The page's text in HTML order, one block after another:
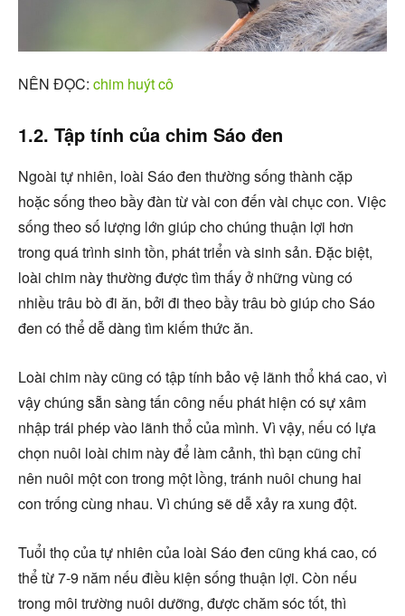
NÊN ĐỌC: chim huýt cô
1.2. Tập tính của chim Sáo đen
Ngoài tự nhiên, loài Sáo đen thường sống thành cặp
hoặc sống theo bầy đàn từ vài con đến vài chục con. Việc
sống theo số lượng lớn giúp cho chúng thuận lợi hơn
trong quá trình sinh tồn, phát triển và sinh sản. Đặc biệt,
loài chim này thường được tìm thấy ở những vùng có
nhiều trâu bò đi ăn, bởi đi theo bầy trâu bò giúp cho Sáo
đen có thể dễ dàng tìm kiếm thức ăn.
Loài chim này cũng có tập tính bảo vệ lãnh thổ khá cao, vì
vậy chúng sẵn sàng tấn công nếu phát hiện có sự xâm
nhập trái phép vào lãnh thổ của mình. Vì vậy, nếu có lựa
chọn nuôi loài chim này để làm cảnh, thì bạn cũng chỉ
nên nuôi một con trong một lồng, tránh nuôi chung hai
con trống cùng nhau. Vì chúng sẽ dễ xảy ra xung đột.
Tuổi thọ của tự nhiên của loài Sáo đen cũng khá cao, có
thể từ 7-9 năm nếu điều kiện sống thuận lợi. Còn nếu
trong môi trường nuôi dưỡng, được chăm sóc tốt, thì